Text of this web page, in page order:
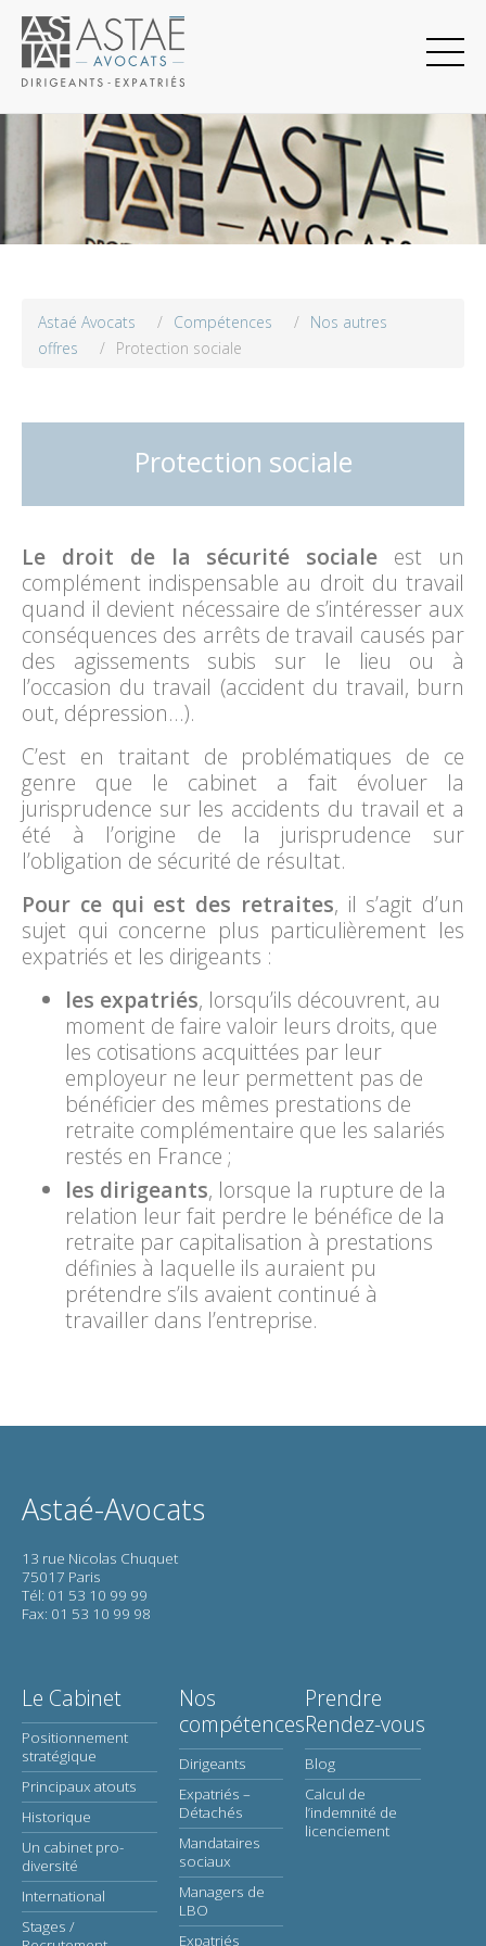
Astaé Avocats / Compétences / Nos autres
offres
/ Protection sociale
Protection sociale
Le droit de la sécurité sociale est un
complément indispensable au droit du travail
quand il devient nécessaire de s’intéresser aux
conséquences des arrêts de travail causés par
des agissements subis sur le lieu ou à
l’occasion du travail (accident du travail, burn
out, dépression…).
C’est en traitant de problématiques de ce
genre que le cabinet a fait évoluer la
jurisprudence sur les accidents du travail et a
été à l’origine de la jurisprudence sur
l’obligation de sécurité de résultat.
Pour ce qui est des retraites, il s’agit d’un
sujet qui concerne plus particulièrement les
expatriés et les dirigeants :
les expatriés, lorsqu’ils découvrent, au
moment de faire valoir leurs droits, que
les cotisations acquittées par leur
employeur ne leur permettent pas de
bénéficier des mêmes prestations de
retraite complémentaire que les salariés
restés en France ;
les dirigeants, lorsque la rupture de la
relation leur fait perdre le bénéfice de la
retraite par capitalisation à prestations
définies à laquelle ils auraient pu
prétendre s’ils avaient continué à
travailler dans l’entreprise.
Astaé-Avocats
13 rue Nicolas Chuquet
75017 Paris
Tél: 01 53 10 99 99
Fax: 01 53 10 99 98
Le Cabinet
Positionnement
stratégique
Principaux atouts
Historique
Un cabinet pro-
diversité
International
Stages /
Nos
compétences
Dirigeants
Expatriés –
Détachés
Mandataires
sociaux
Managers de
LBO
Expatriés
Prendre
Rendez-vous
Blog
Calcul de
l’indemnité de
licenciement